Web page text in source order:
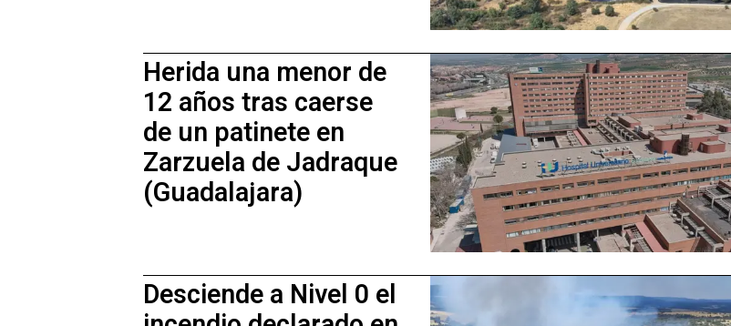
Herida una menor de
12 años tras caerse
de un patinete en
Zarzuela de Jadraque
(Guadalajara)
Desciende a Nivel 0 el